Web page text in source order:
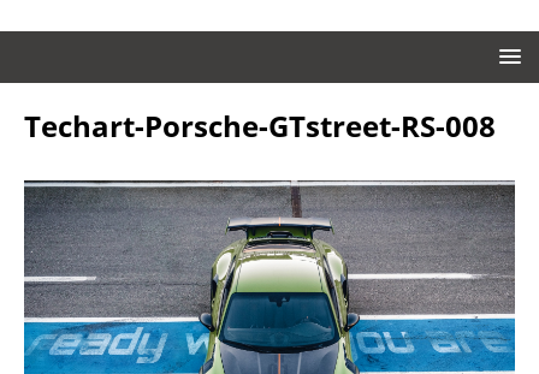
Techart-Porsche-GTstreet-RS-008